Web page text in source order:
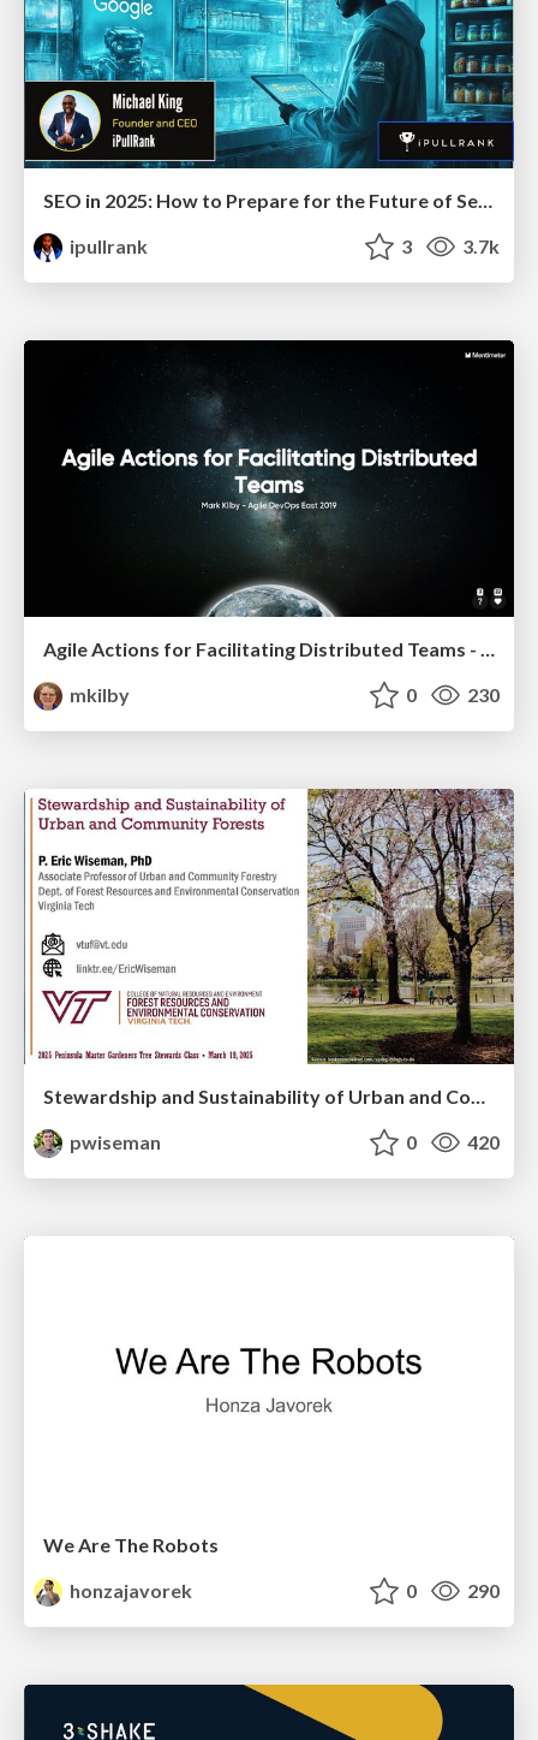
SEO in 2025: How to Prepare for the Future of Search
ipullrank
3 3.7k
Agile Actions for Facilitating Distributed Teams - ADO2019
mkilby
0 230
Stewardship and Sustainability of Urban and Community Forests
pwiseman
0 420
We Are The Robots
honzajavorek
0 290